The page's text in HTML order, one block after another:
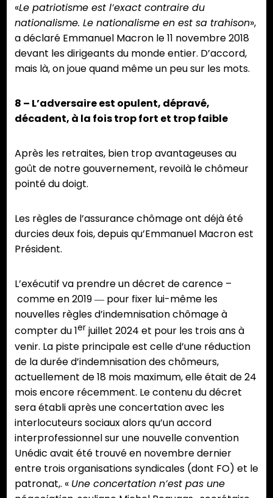
«Le patriotisme est l’exact contraire du
nationalisme. Le nationalisme en est sa trahison»,
a déclaré Emmanuel Macron le 11 novembre 2018
devant les dirigeants du monde entier. D’accord,
mais là, on joue quand même un peu sur les mots.
8 – L’adversaire est opulent, dépravé,
décadent, à la fois trop fort et trop faible
Après les retraites, bien trop avantageuses au
goût de notre gouvernement, revoilà le chômeur
pointé du doigt.
Les règles de l’assurance chômage ont déjà été
durcies deux fois, depuis qu’Emmanuel Macron est
Président.
L’exécutif va prendre un décret de carence –
comme en 2019 ― pour fixer lui-même les
nouvelles règles d’indemnisation chômage à
compter du 1er juillet 2024 et pour les trois ans à
venir. La piste principale est celle d’une réduction
de la durée d’indemnisation des chômeurs,
actuellement de 18 mois maximum, elle était de 24
mois encore récemment. Le contenu du décret
sera établi après une concertation avec les
interlocuteurs sociaux alors qu’un accord
interprofessionnel sur une nouvelle convention
Unédic avait été trouvé en novembre dernier
entre trois organisations syndicales (dont FO) et le
patronat,. « Une concertation n’est pas une